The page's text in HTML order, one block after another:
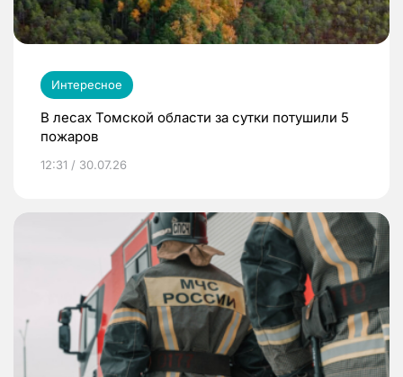
Интересное
В лесах Томской области за сутки потушили 5
пожаров
12:31 / 30.07.26